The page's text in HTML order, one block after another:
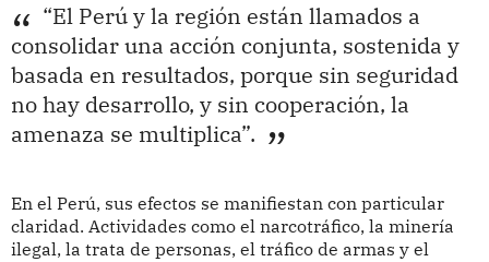
“El Perú y la región están llamados a
consolidar una acción conjunta, sostenida y
basada en resultados, porque sin seguridad
no hay desarrollo, y sin cooperación, la
amenaza se multiplica”.
En el Perú, sus efectos se manifiestan con particular
claridad. Actividades como el narcotráfico, la minería
ilegal, la trata de personas, el tráfico de armas y el